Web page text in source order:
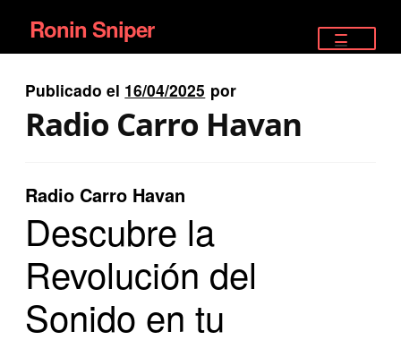
Ir
a
la
navegación
Ir
al
contenido
Ronin Sniper
EQUIPAMIENTO ÉLITE
RIFLES DEPORTIVOS
SATELITALES
Publicado el 16/04/2025 por
Radio Carro Havan
Radio Carro Havan
Descubre la
Revolución del
Sonido en tu